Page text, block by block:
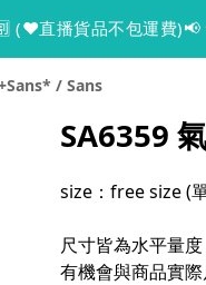
(♥️直播貨品不包運費)📢
/ Sans
SA6359
size：free size (
尺寸皆為水平量
有機會與商品實際